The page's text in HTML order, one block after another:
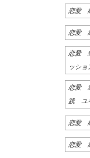
恋愛
恋愛
恋愛
ッショ
恋愛
践 ユ
恋愛
恋愛